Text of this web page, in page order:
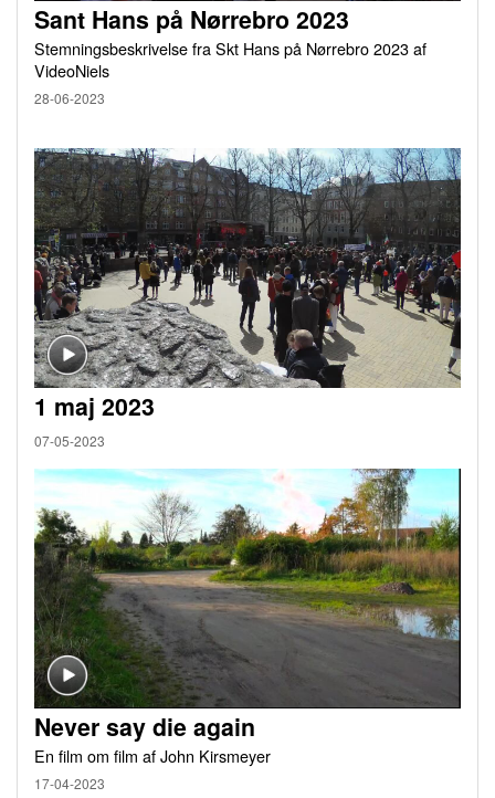
Sant Hans på Nørrebro 2023
Stemningsbeskrivelse fra Skt Hans på Nørrebro 2023 af
VideoNiels
28-06-2023
1 maj 2023
07-05-2023
Never say die again
En film om film af John Kirsmeyer
17-04-2023